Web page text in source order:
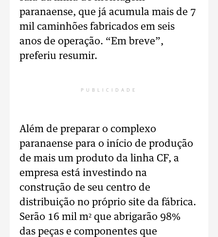
paranaense, que já acumula mais de 7
mil caminhões fabricados em seis
anos de operação. “Em breve”,
preferiu resumir.
PUBLICIDADE
Além de preparar o complexo
paranaense para o início de produção
de mais um produto da linha CF, a
empresa está investindo na
construção de seu centro de
distribuição no próprio site da fábrica.
Serão 16 mil m² que abrigarão 98%
das peças e componentes que